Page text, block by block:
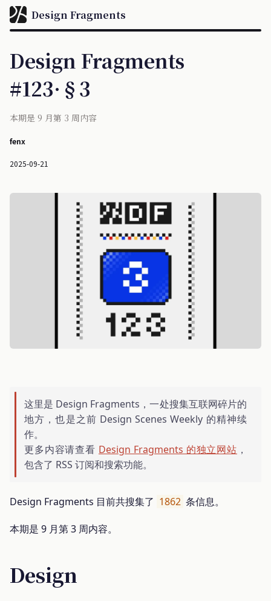
Design Fragments
Design Fragments
#123·§3
本期是 9 月第 3 周内容
fenx
2025-09-21
这里是 Design Fragments，一处搜集互联网碎片的
地方，也是之前 Design Scenes Weekly 的精神续
作。
更多内容请查看 Design Fragments 的独立网站 ，
包含了 RSS 订阅和搜索功能。
Design Fragments 目前共搜集了 1862 条信息。
本期是 9 月第 3 周内容。
Design